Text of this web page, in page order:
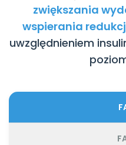
zwiększania
wspierania
uwzględnieniem